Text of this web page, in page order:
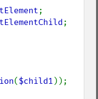
($child1